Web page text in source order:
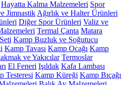
Hayatta Kalma Malzemeleri Spor
Jimnastik Ağırlık ve Halter Ürünleri
Diğer Spor Ürünleri Valiz ve
Termal Çanta Matara
Kamp Buzluk ve Soğutucu
Kamp Tavası Kamp Ocağı Kamp
ve Yakıcılar Termoslar
El Feneri Işıldak Kafa Lambası
Testeresi Kamp Küreği Kamp Bıçağı